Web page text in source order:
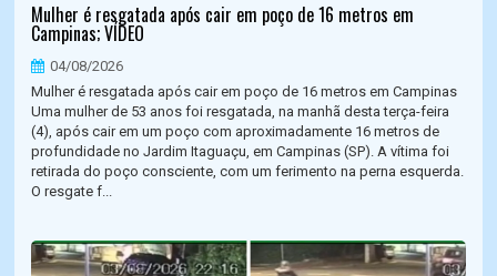
Mulher é resgatada após cair em poço de 16 metros em
Campinas; VÍDEO
04/08/2026
Mulher é resgatada após cair em poço de 16 metros em Campinas
Uma mulher de 53 anos foi resgatada, na manhã desta terça-feira
(4), após cair em um poço com aproximadamente 16 metros de
profundidade no Jardim Itaguaçu, em Campinas (SP). A vítima foi
retirada do poço consciente, com um ferimento na perna esquerda.
O resgate f...